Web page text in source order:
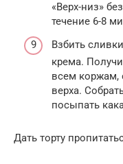
«Верх-низ»
течение 6-8
Взбить
крема.
всем коржам,
верха.
посыпать
Дать торту